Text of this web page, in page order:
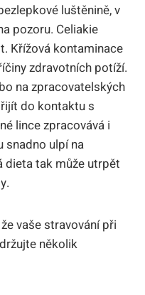
luštěnině, v
pozoru. Celiakie
Křížová kontaminace
zdravotních potíží.
na zpracovatelských
do kontaktu s
lince zpracovává i
snadno ulpí na
dieta tak může utrpět
vaše stravování při
několik